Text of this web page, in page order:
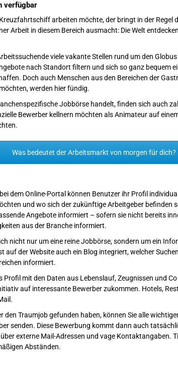
verfügbar
arbeiten möchte, der bringt in der Regel
Arbeit in diesem Bereich ausmacht: Die Welt
viele vakante Stellen rund um den
nach Standort filtern und sich so ganz bequem
Doch auch Menschen aus den Bereichen der
werden hier fündig.
Jobbörse handelt, finden sich auch
Bewerber kellnern möchten als Animateur auf
Was bedeutet der Arbeitsmarkt von morgen für dich?
dem Online-Portal können Benutzer ihr Profil
und wo sich der zukünftige Arbeitgeber befinden
Angebote informiert – sofern sie nicht bereits
aus der Branche informiert.
nicht nur um eine reine Jobbörse, sondern um ein
auf der Website auch ein Blog integriert, welcher
informiert.
Profil mit den Daten aus Lebenslauf, Zeugnissen und
auf interessante Bewerber zukommen. Hotels,
den Traumjob gefunden haben, können Sie alle
senden. Diese Bewerbung kommt dann auch
externe Mail-Adressen und vage Kontaktangaben.
Abständen.